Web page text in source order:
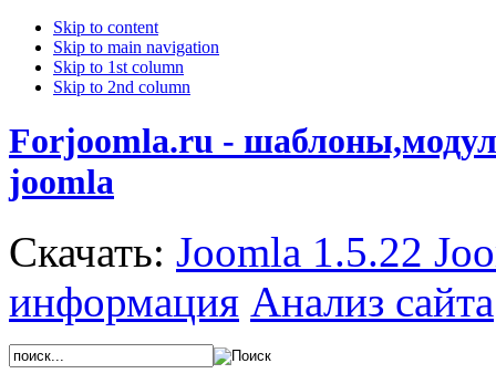
Skip to content
Skip to main navigation
Skip to 1st column
Skip to 2nd column
Forjoomla.ru -
joomla
Скачать: Joomla 1.5.22
информация Анализ сайта